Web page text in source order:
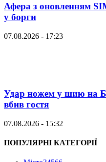
Афера з оновленням
у борги
07.08.2026 - 17:23
Удар ножем у шию на
вбив гостя
07.08.2026 - 15:32
ПОПУЛЯРНІ КАТЕГОРІЇ